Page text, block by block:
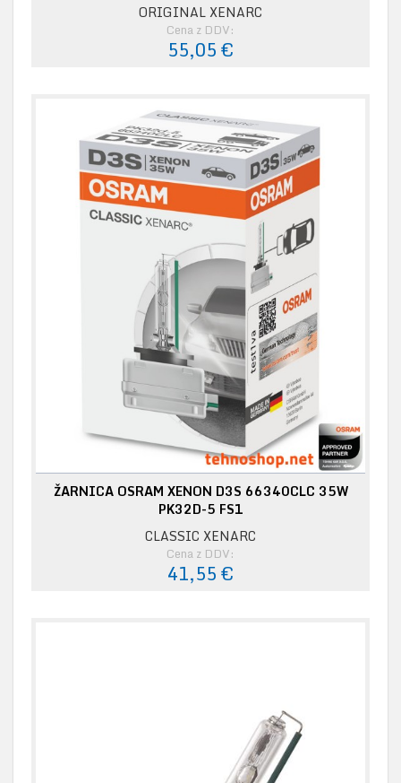
ORIGINAL XENARC
Cena z DDV:
55,05 €
ŽARNICA OSRAM XENON D3S 66340CLC 35W
PK32D-5 FS1
CLASSIC XENARC
Cena z DDV:
41,55 €